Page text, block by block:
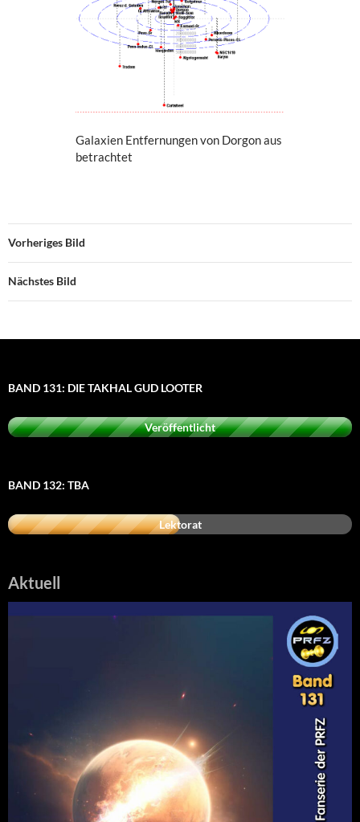
Galaxien Entfernungen von Dorgon aus
betrachtet
Vorheriges Bild
Nächstes Bild
BAND 131: DIE TAKHAL GUD LOOTER
Veröffentlicht
BAND 132: TBA
Lektorat
Aktuell